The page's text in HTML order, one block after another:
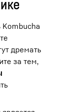
Kombucha
дремать
за тем,